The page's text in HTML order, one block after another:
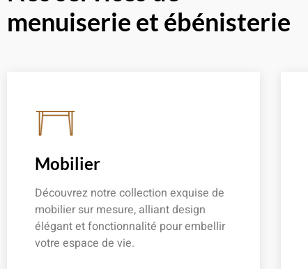
menuiserie et ébénisterie
Mobilier
Découvrez notre collection exquise de
mobilier sur mesure, alliant design
élégant et fonctionnalité pour embellir
votre espace de vie.